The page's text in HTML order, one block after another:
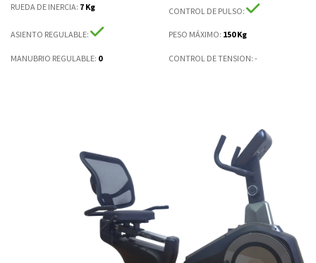
RUEDA DE INERCIA: 7 Kg
ASIENTO REGULABLE:
MANUBRIO REGULABLE: 0
CONTROL DE PULSO:
PESO MÁXIMO: 150 Kg
CONTROL DE TENSION: -